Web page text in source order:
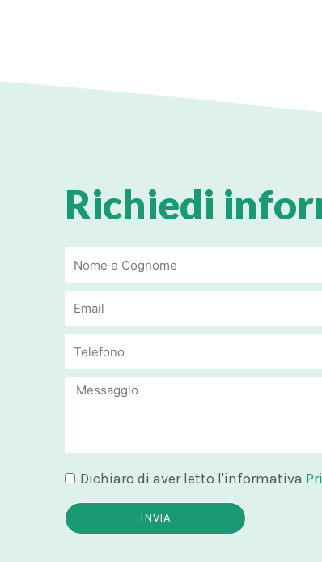
Richiedi
Email
Email
Message
Dichiaro di aver letto l'informativa
INVIA